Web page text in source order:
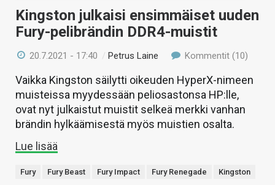
HAKU
Kingston julkaisi ensimmäiset uuden
Fury-pelibrändin DDR4-muistit
20.7.2021 - 17:40 /Petrus Laine Kommentit (10)
Vaikka Kingston säilytti oikeuden HyperX-nimeen
muisteissa myydessään peliosastonsa HP:lle,
ovat nyt julkaistut muistit selkeä merkki vanhan
brändin hylkäämisestä myös muistien osalta.
Lue lisää
Fury Fury Beast Fury Impact Fury Renegade Kingston